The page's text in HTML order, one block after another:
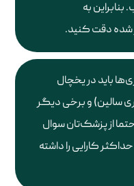
به
شده دقت کنید.
باید در یخچال
سالین) و برخی دیگر
حتما از پزشک‌تان سوال
کارایی را داشته